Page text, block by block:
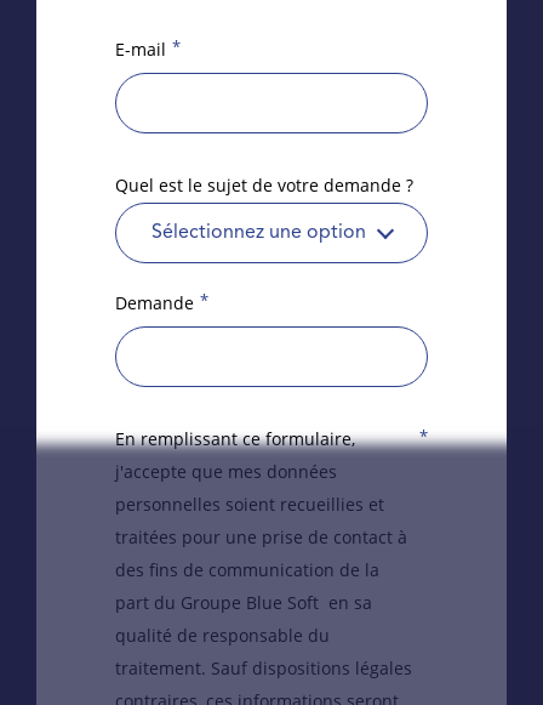
E-mail *
Quel est le sujet de votre demande ?
Sélectionnez une option
Demande *
En remplissant ce formulaire,
j'accepte que mes données
personnelles soient recueillies et
traitées pour une prise de contact à
des fins de communication de la
part du Groupe Blue Soft en sa
qualité de responsable du
traitement. Sauf dispositions légales
*